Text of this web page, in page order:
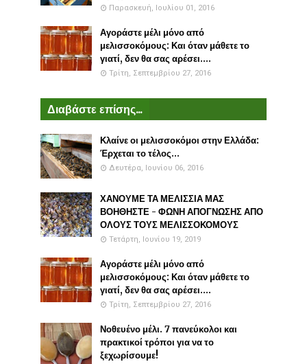
Παρασκευή, Ιουλίου 01, 2016
Αγοράστε μέλι μόνο από
μελισσοκόμους: Και όταν μάθετε το
γιατί, δεν θα σας αρέσει....
Τρίτη, Σεπτεμβρίου 27, 2016
Διαβάστε επίσης...
Κλαίνε οι μελισσοκόμοι στην Ελλάδα:
Έρχεται το τέλος...
Δευτέρα, Ιουνίου 06, 2016
ΧΑΝΟΥΜΕ ΤΑ ΜΕΛΙΣΣΙΑ ΜΑΣ
ΒΟΗΘΗΣΤΕ - ΦΩΝΗ ΑΠΟΓΝΩΣΗΣ ΑΠΟ
ΟΛΟΥΣ ΤΟΥΣ ΜΕΛΙΣΣΟΚΟΜΟΥΣ
Τετάρτη, Ιουνίου 19, 2019
Αγοράστε μέλι μόνο από
μελισσοκόμους: Και όταν μάθετε το
γιατί, δεν θα σας αρέσει....
Τρίτη, Σεπτεμβρίου 27, 2016
Νοθευένο μέλι. 7 πανεύκολοι και
πρακτικοί τρόποι για να το
ξεχωρίσουμε!